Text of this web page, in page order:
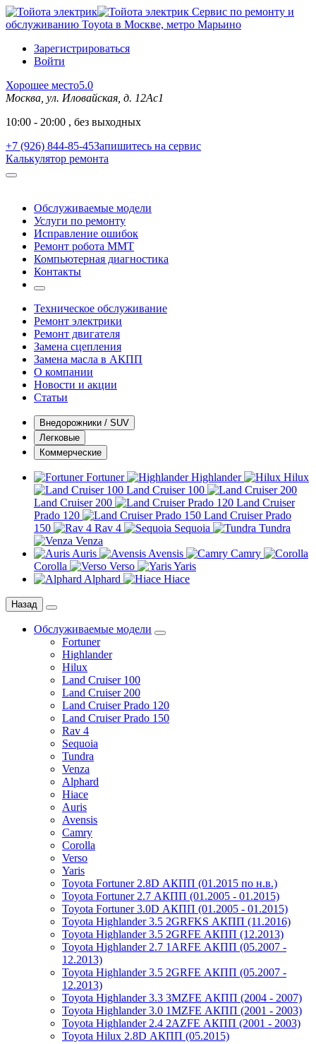
Сервис по ремонту и
обслуживанию Toyota в Москве, метро Марьино
Зарегистрироваться
Войти
Хорошее место5.0
Москва, ул. Иловайская, д. 12Ас1
10:00 - 20:00 , без выходных
+7 (926) 844-85-45Запишитесь на сервис
Калькулятор ремонта
Обслуживаемые модели
Услуги по ремонту
Исправление ошибок
Ремонт робота MMT
Компьютерная диагностика
Контакты
Техническое обслуживание
Ремонт электрики
Ремонт двигателя
Замена сцепления
Замена масла в АКПП
О компании
Новости и акции
Статьи
Внедорожники / SUV
Легковые
Коммерческие
Fortuner Highlander
Hilux
Land Cruiser 100
Land Cruiser 200
Land Cruiser
Prado 120
Land Cruiser Prado
150
Rav 4 Sequoia
Tundra
Venza
Auris
Avensis
Camry
Corolla
Verso
Yaris
Alphard
Hiace
Назад
Обслуживаемые модели
Fortuner
Highlander
Hilux
Land Cruiser 100
Land Cruiser 200
Land Cruiser Prado 120
Land Cruiser Prado 150
Rav 4
Sequoia
Tundra
Venza
Alphard
Hiace
Auris
Avensis
Camry
Corolla
Verso
Yaris
Toyota Fortuner 2.8D АКПП (01.2015 по н.в.)
Toyota Fortuner 2.7 АКПП (01.2005 - 01.2015)
Toyota Fortuner 3.0D АКПП (01.2005 - 01.2015)
Toyota Highlander 3.5 2GRFKS АКПП (11.2016)
Toyota Highlander 3.5 2GRFE АКПП (12.2013)
Toyota Highlander 2.7 1ARFE АКПП (05.2007 -
12.2013)
Toyota Highlander 3.5 2GRFE АКПП (05.2007 -
12.2013)
Toyota Highlander 3.3 3MZFE АКПП (2004 - 2007)
Toyota Highlander 3.0 1MZFE АКПП (2001 - 2003)
Toyota Highlander 2.4 2AZFE АКПП (2001 - 2003)
Toyota Hilux 2.8D АКПП (05.2015)